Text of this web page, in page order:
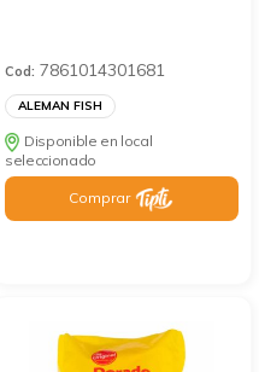
Cod: 7861014301681
ALEMAN FISH
Disponible en local
seleccionado
Comprar